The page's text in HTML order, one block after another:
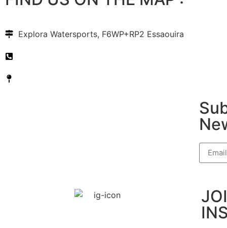
Explora Watersports, F6WP+RP2 Essaouira